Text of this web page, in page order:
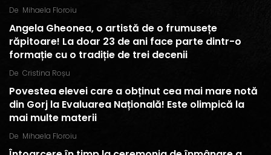
De Mihaela Floroiu
Angela Gheonea, o artistă de o frumusețe
răpitoare! La doar 23 de ani face parte dintr-o
formație cu o tradiție de trei decenii
De Cristina Roșu
Povestea elevei care a obținut cea mai mare notă
din Gorj la Evaluarea Națională! Este olimpică la
mai multe materii
De Mihaela Floroiu